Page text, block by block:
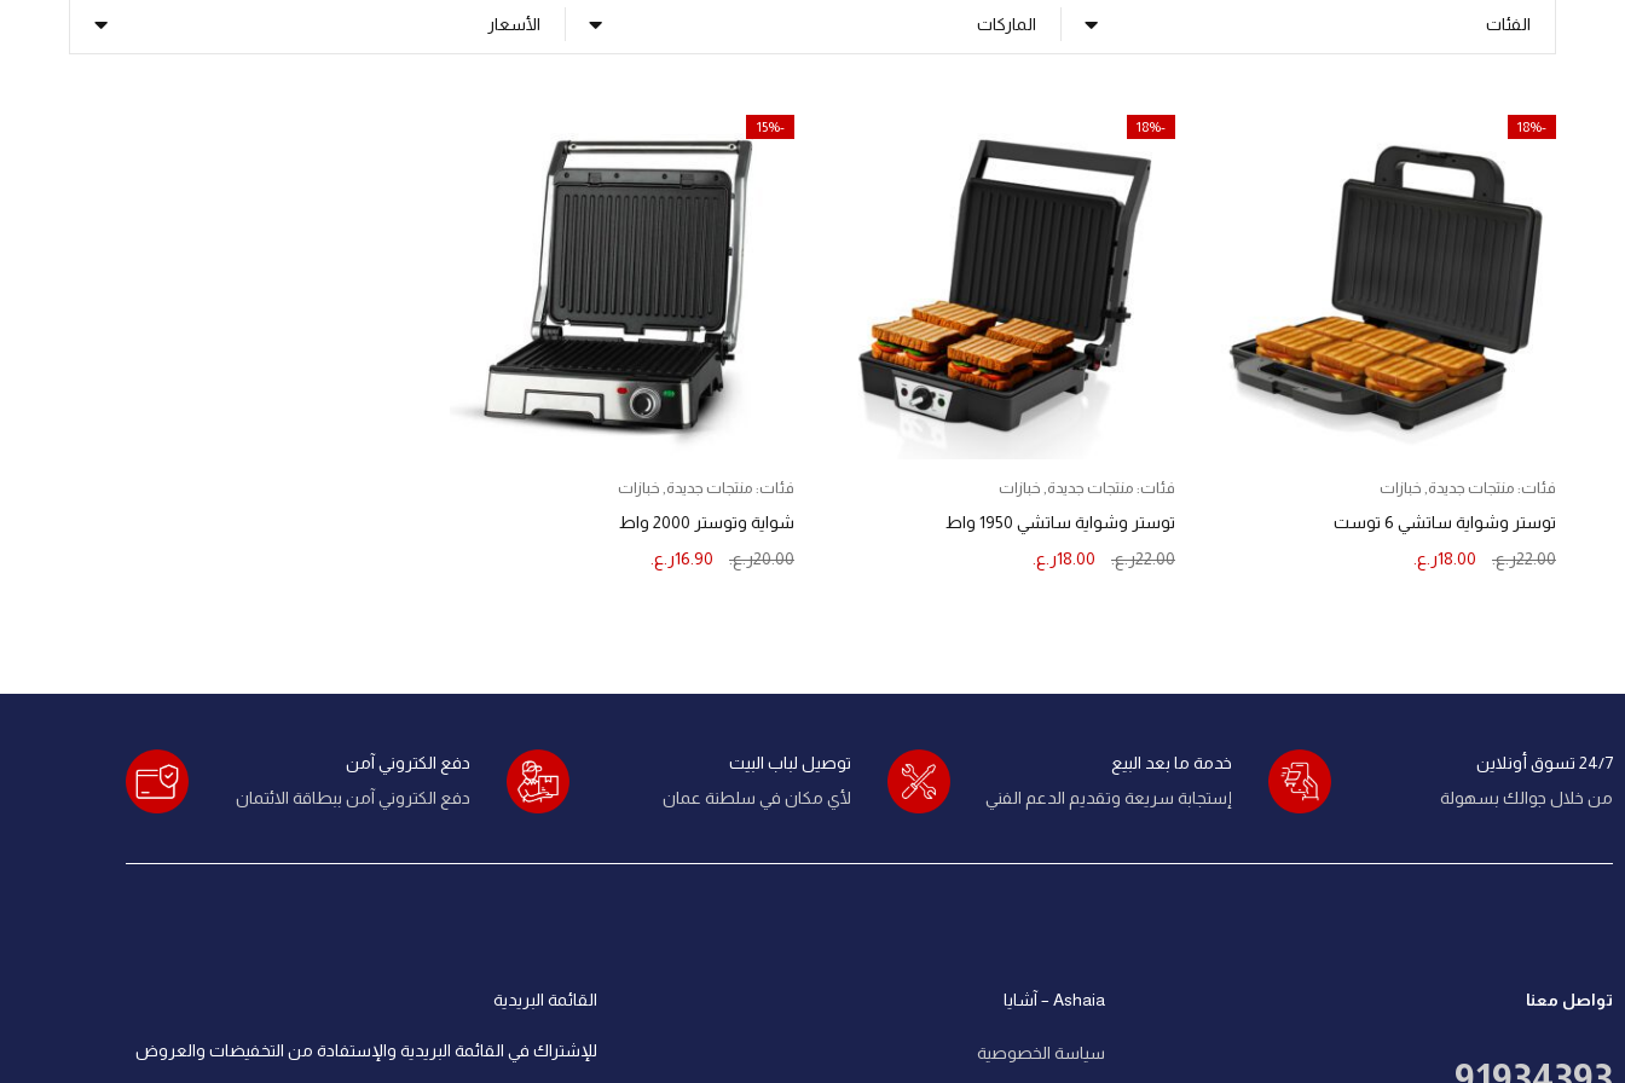
الفئات الماركات الأسعار
-18%
فئات: منتجات جديدة, خبازات
توستر وشواية ساتشي 6 توست
22.00ر.ع. 18.00ر.ع.
-18%
فئات: منتجات جديدة, خبازات
توستر وشواية ساتشي 1950 واط
22.00ر.ع. 18.00ر.ع.
-15%
فئات: منتجات جديدة, خبازات
شواية وتوستر 2000 واط
20.00ر.ع. 16.90ر.ع.
24/7 تسوق أونلاين
من خلال جوالك بسهولة
خدمة ما بعد البيع
إستجابة سريعة وتقديم الدعم الفني
توصيل لباب البيت
لأي مكان في سلطنة عمان
دفع الكتروني آمن
دفع الكتروني آمن ببطاقة الائتمان
تواصل معنا Ashaia – آشايا
سياسة الخصوصية
القائمة البريدية
للإشتراك في القائمة البريدية والإستفادة من التخفيضات والعروض